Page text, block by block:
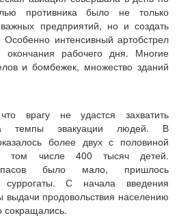
противника было не только
предприятий, но и создать
интенсивный артобстрел
рабочего дня. Многие
и бомбежек, множество зданий
врагу не удастся захватить
темпы эвакуации людей. В
более двух с половиной
том числе 400 тысяч детей.
было мало, пришлось
суррогаты. С начала введения
выдачи продовольствия населению
сокращались.